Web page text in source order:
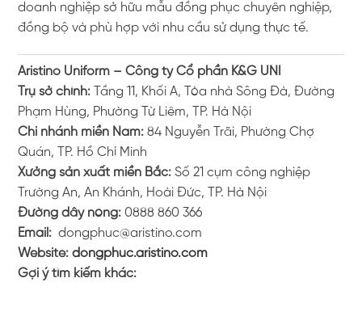
doanh nghiệp sở hữu mẫu đồng phục chuyên nghiệp,
đồng bộ và phù hợp với nhu cầu sử dụng thực tế.
Aristino Uniform – Công ty Cổ phần K&G UNI
Trụ sở chính: Tầng 11, Khối A, Tòa nhà Sông Đà, Đường
Phạm Hùng, Phường Từ Liêm, TP. Hà Nội
Chi nhánh miền Nam: 84 Nguyễn Trãi, Phường Chợ
Quán, TP. Hồ Chí Minh
Xưởng sản xuất miền Bắc: Số 21 cụm công nghiệp
Trường An, An Khánh, Hoài Đức, TP. Hà Nội
Đường dây nóng: 0888 860 366
Email: dongphuc@aristino.com
Website:dongphuc.aristino.com
Gợi ý tìm kiếm khác: